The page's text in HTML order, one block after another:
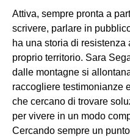
Attiva, sempre pronta a
scrivere, parlare in
ha una storia di resistenza
proprio territorio. Sara
dalle montagne si
raccogliere testimonianze
che cercano di trovare
per vivere in un modo
Cercando sempre un